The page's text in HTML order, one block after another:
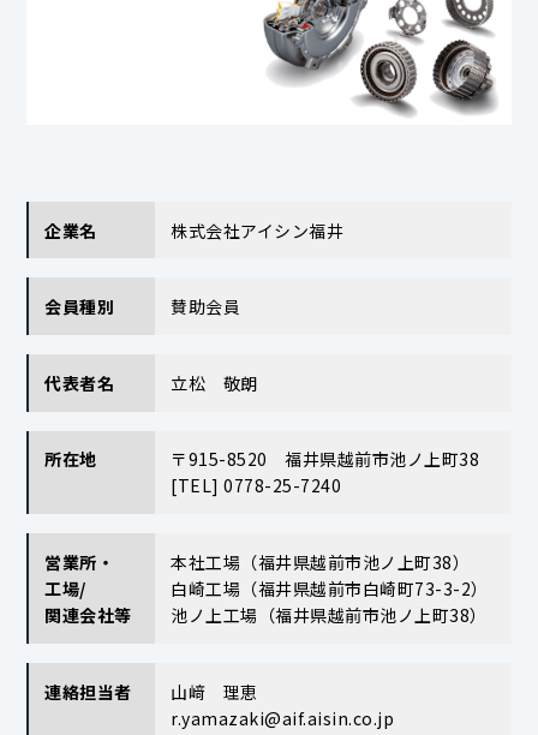
企業名 株式会社アイシン福井
会員種別 賛助会員
代表者名 立松 敬朗
所在地
〒915-8520 福井県越前市池ノ上町38
[TEL] 0778-25-7240
営業所・
工場/
関連会社等
本社工場（福井県越前市池ノ上町38）
白崎工場（福井県越前市白崎町73-3-2）
池ノ上工場（福井県越前市池ノ上町38）
連絡担当者
山﨑 理恵
r.yamazaki@aif.aisin.co.jp